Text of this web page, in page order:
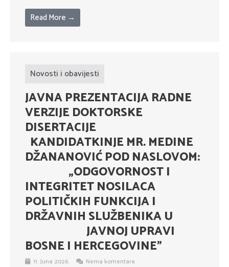
Read More →
Novosti i obavijesti
JAVNA PREZENTACIJA RADNE
VERZIJE DOKTORSKE
DISERTACIJE
KANDIDATKINJE MR. MEDINE
DŽANANOVIĆ POD NASLOVOM:
„ODGOVORNOST I
INTEGRITET NOSILACA
POLITIČKIH FUNKCIJA I
DRŽAVNIH SLUŽBENIKA U
JAVNOJ UPRAVI
BOSNE I HERCEGOVINE”
11. Juna 2026. Nema komentara